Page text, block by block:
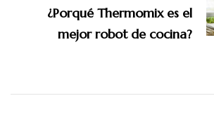
¿Porqué Thermomix es el
mejor robot de cocina?